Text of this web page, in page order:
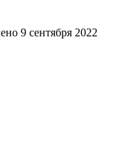
9 сентября 2022